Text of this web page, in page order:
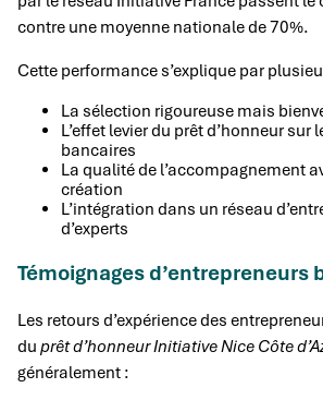
contre une moyenne nationale de 70%.
Cette performance s’explique par
La sélection rigoureuse mais
L’effet levier du prêt d’honneur
bancaires
La qualité de l’accompagnement
création
L’intégration dans un réseau
d’experts
Témoignages d’entrepreneurs
Les retours d’expérience des
du prêt d’honneur Initiative Nice Côte
généralement :